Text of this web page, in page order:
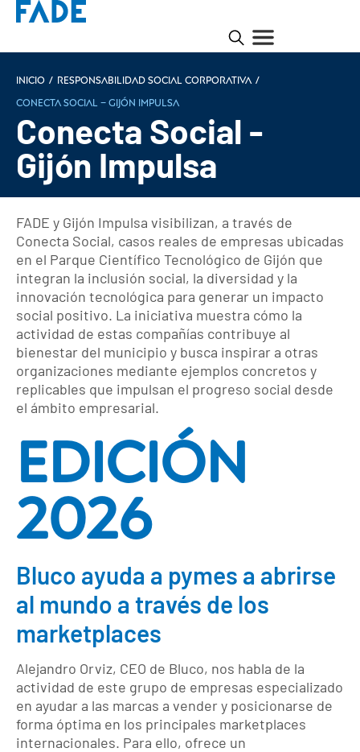
Inicio / Responsabilidad social corporativa /
Conecta Social – Gijón Impulsa
Conecta Social -
Gijón Impulsa
FADE y Gijón Impulsa visibilizan, a través de
Conecta Social, casos reales de empresas ubicadas
en el Parque Científico Tecnológico de Gijón que
integran la inclusión social, la diversidad y la
innovación tecnológica para generar un impacto
social positivo. La iniciativa muestra cómo la
actividad de estas compañías contribuye al
bienestar del municipio y busca inspirar a otras
organizaciones mediante ejemplos concretos y
replicables que impulsan el progreso social desde
el ámbito empresarial.
EDICIÓN
2026
Bluco ayuda a pymes a abrirse
al mundo a través de los
marketplaces
Alejandro Orviz, CEO de Bluco, nos habla de la
actividad de este grupo de empresas especializado
en ayudar a las marcas a vender y posicionarse de
forma óptima en los principales marketplaces
internacionales. Para ello, ofrece un